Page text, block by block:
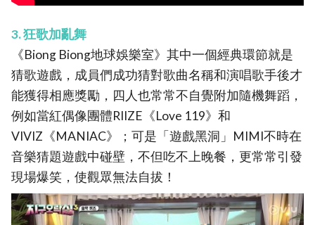
3. 狂歌加亂舞
《Biong Biong地球娛樂室》其中一個經典環節就是
猜歌遊戲，成員們成功猜對歌曲名稱和演唱歌手後才
能獲得相應獎勵，四人也常常不自覺附加隨機舞蹈，
例如當紅偶像團體RIIZE《Love 119》和
VIVIZ《MANIAC》；可是「遊戲黑洞」MIMI不時在
音樂猜題遊戲中碰壁，不但吃不上晚餐，更常常引發
現場爆笑，使觀眾無法自拔！